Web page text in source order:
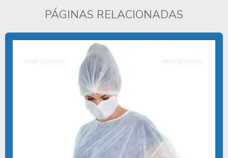
CAMPOS DESCARTÁVEIS
CAPOTE CIRURGICO DESCARTAVEL
CAPOTE DESCARTÁVEL ESTÉRIL
CAPOTE HOSPITALAR DESCARTAVEL
COMPRAR KIT CIRÚRGICO DESCARTÁVEL
COMPRAR LENÇOL DESCARTAVEL TNT
COMPRAR TOUCA DESCARTÁVEL 100 UNIDADES
PÁGINAS RELACIONADAS